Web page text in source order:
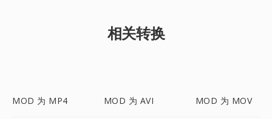
相关转换
MOD 为 MP4 MOD 为 AVI MOD 为 MOV